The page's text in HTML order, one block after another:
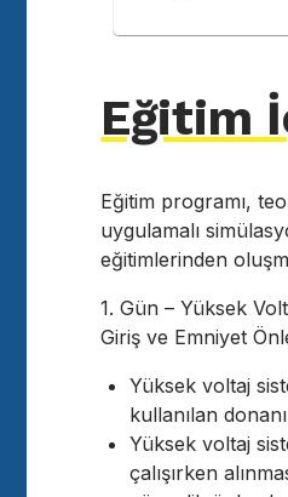
Eğitim
Eğitim programı,
uygulamalı
eğitimlerinden
1. Gün – Yüksek
Giriş ve Emniyet
Yüksek voltaj
kullanılan
Yüksek voltaj
çalışırken